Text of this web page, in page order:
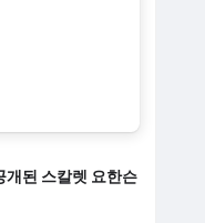
개된 스칼렛 요한슨